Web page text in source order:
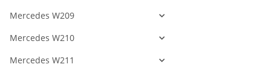
Mercedes W209
Mercedes W210
Mercedes W211